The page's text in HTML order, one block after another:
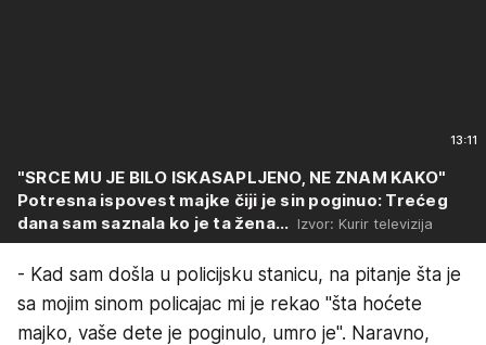
13:11
"SRCE MU JE BILO ISKASAPLJENO, NE ZNAM KAKO"
Potresna ispovest majke čiji je sin poginuo: Trećeg
dana sam saznala ko je ta žena... Izvor: Kurir televizija
- Kad sam došla u policijsku stanicu, na pitanje šta je
sa mojim sinom policajac mi je rekao "šta hoćete
majko, vaše dete je poginulo, umro je". Naravno,